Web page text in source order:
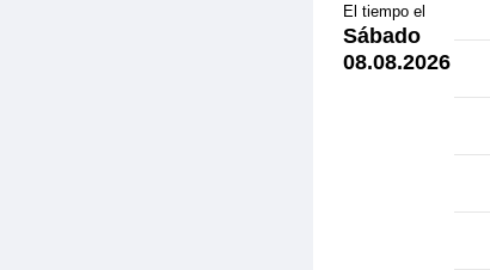
El tiempo el
Sábado
08.08.2026